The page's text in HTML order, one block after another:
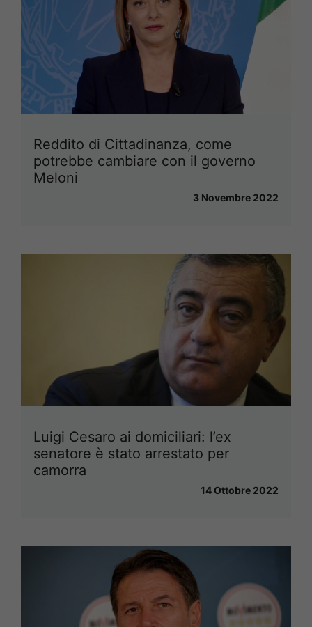
Reddito di Cittadinanza, come
potrebbe cambiare con il governo
Meloni
3 Novembre 2022
Luigi Cesaro ai domiciliari: l’ex
senatore è stato arrestato per
camorra
14 Ottobre 2022